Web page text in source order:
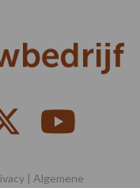
| Algemene